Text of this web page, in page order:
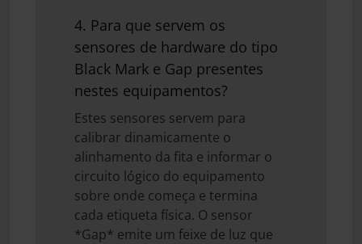
4. Para que servem os
sensores de hardware do tipo
Black Mark e Gap presentes
nestes equipamentos?
Estes sensores servem para
calibrar dinamicamente o
alinhamento da fita e informar o
circuito lógico do equipamento
sobre onde começa e termina
cada etiqueta física. O sensor
*Gap* emite um feixe de luz que